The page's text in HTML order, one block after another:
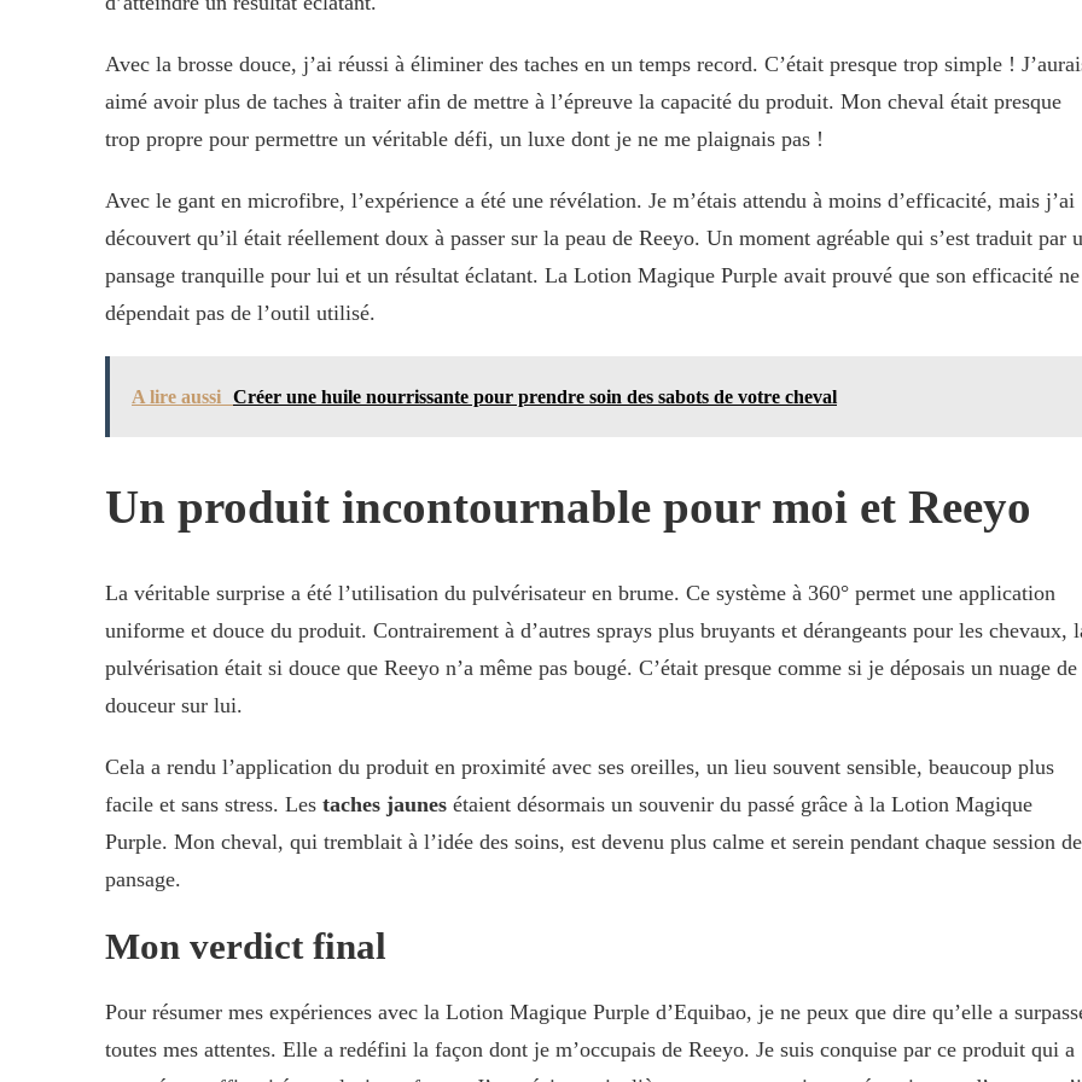
Avec la brosse douce, j’ai réussi à éliminer des taches en un temps record. C’était presque trop simple !
aimé avoir plus de taches à traiter afin de mettre à l’épreuve la capacité du produit. Mon cheval était presque
trop propre pour permettre un véritable défi, un luxe dont je ne me plaignais pas !
Avec le gant en microfibre, l’expérience a été une révélation. Je m’étais attendu à moins d’efficacité, mais j’ai
découvert qu’il était réellement doux à passer sur la peau de Reeyo. Un moment agréable qui s’est traduit par
pansage tranquille pour lui et un résultat éclatant. La Lotion Magique Purple avait prouvé que son efficacité ne
dépendait pas de l’outil utilisé.
A lire aussi Créer une huile nourrissante pour prendre soin des sabots de votre cheval
Un produit incontournable pour moi et Reeyo
La véritable surprise a été l’utilisation du pulvérisateur en brume. Ce système à 360° permet une application
uniforme et douce du produit. Contrairement à d’autres sprays plus bruyants et dérangeants pour les chevaux,
pulvérisation était si douce que Reeyo n’a même pas bougé. C’était presque comme si je déposais un nuage de
douceur sur lui.
Cela a rendu l’application du produit en proximité avec ses oreilles, un lieu souvent sensible, beaucoup plus
facile et sans stress. Les taches jaunes étaient désormais un souvenir du passé grâce à la Lotion Magique
Purple. Mon cheval, qui tremblait à l’idée des soins, est devenu plus calme et serein pendant chaque session de
pansage.
Mon verdict final
Pour résumer mes expériences avec la Lotion Magique Purple d’Equibao, je ne peux que dire qu’elle a
toutes mes attentes. Elle a redéfini la façon dont je m’occupais de Reeyo. Je suis conquise par ce produit qui a